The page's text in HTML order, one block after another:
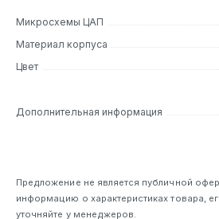
привлекательным для любого
материалы и аккуратная сборка
надежность и элегантность.
делает его идеальным для
собой. Устройство оснащено
дисплеем, на котором удобно
информацию о треках и управлять
Двойной ЦАП AK4499EX:R6 Pro
моноблоками AK4499EX,
Микросхемы ЦАП
Материал корпуса
Цвет
Дополнительная информация
Предложение не является публичной
информацию о характеристиках товара,
уточняйте у менеджеров.